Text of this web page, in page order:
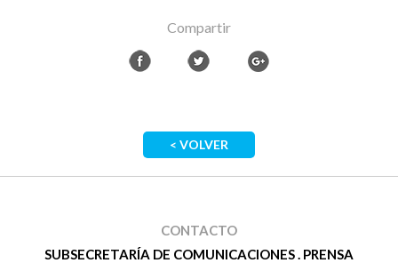
Compartir
< VOLVER
CONTACTO
SUBSECRETARÍA DE COMUNICACIONES . PRENSA